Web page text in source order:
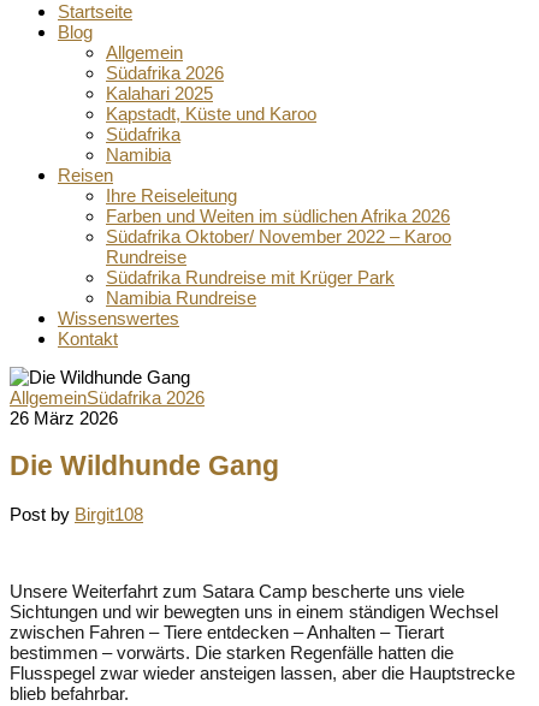
Startseite
Blog
Allgemein
Südafrika 2026
Kalahari 2025
Kapstadt, Küste und Karoo
Südafrika
Namibia
Reisen
Ihre Reiseleitung
Farben und Weiten im südlichen Afrika 2026
Südafrika Oktober/ November 2022 – Karoo
Rundreise
Südafrika Rundreise mit Krüger Park
Namibia Rundreise
Wissenswertes
Kontakt
AllgemeinSüdafrika 2026
26 März 2026
Die Wildhunde Gang
Post by Birgit108
Unsere Weiterfahrt zum Satara Camp bescherte uns viele
Sichtungen und wir bewegten uns in einem ständigen Wechsel
zwischen Fahren – Tiere entdecken – Anhalten – Tierart
bestimmen – vorwärts. Die starken Regenfälle hatten die
Flusspegel zwar wieder ansteigen lassen, aber die Hauptstrecke
blieb befahrbar.